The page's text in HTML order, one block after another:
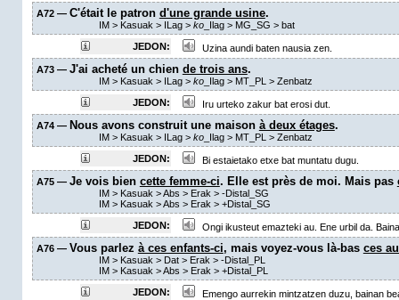
A72 — C'était le patron d'une grande usine.
IM> Kasuak > ILag> ko_Ilag> MG_SG > bat
JEDON:
Uzina aundi baten nausia zen.
A73 — J'ai acheté un chien de trois ans.
IM> Kasuak > ILag> ko_Ilag> MT_PL > Zenbatz
JEDON:
Iru urteko zakur bat erosi dut.
A74 — Nous avons construit une maison à deux étages.
IM> Kasuak > ILag> ko_Ilag> MT_PL > Zenbatz
JEDON:
Bi estaietako etxe bat muntatu dugu.
A75 — Je vois bien cette femme-ci. Elle est près de moi. Mais pas
IM> Kasuak >Abs > Erak > -Distal_SG
IM> Kasuak >Abs > Erak > +Distal_SG
JEDON:
Ongi ikusteut emazteki au. Ene urbil da.
A76 — Vous parlez à ces enfants-ci, mais voyez-vous là-bas ces
IM> Kasuak > Dat> Erak > -Distal_PL
IM> Kasuak >Abs > Erak > +Distal_PL
JEDON:
Emengo aurrekin mintzatzen duzu, bainan